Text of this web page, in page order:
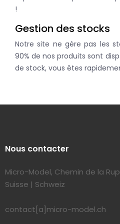
!
Gestion des stocks
Notre site ne gère pas les
90% de nos produits sont
de stock, vous êtes
Nous contacter
Micro-Model, Chemin de la
Suisse | Schweiz
contact[a]micro-model.ch